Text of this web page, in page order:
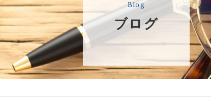
Blog
ブログ